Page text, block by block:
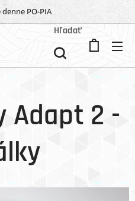
PO-PIA
Hľadať
Adapt 2 -